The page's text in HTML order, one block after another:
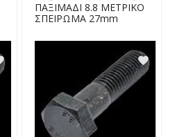
ΠΑΞΙΜΑΔΙ 8.8 ΜΕΤΡΙΚΟ
ΣΠΕΙΡΩΜΑ 27mm